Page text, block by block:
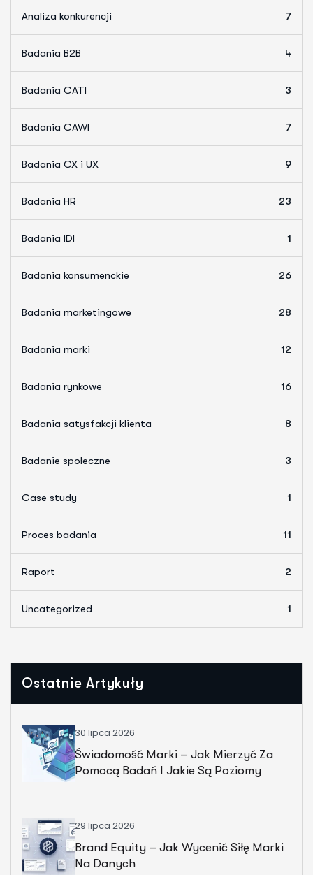
Analiza konkurencji 7
Badania B2B 4
Badania CATI 3
Badania CAWI 7
Badania CX i UX 9
Badania HR 23
Badania IDI 1
Badania konsumenckie 26
Badania marketingowe 28
Badania marki 12
Badania rynkowe 16
Badania satysfakcji klienta 8
Badanie społeczne 3
Case study 1
Proces badania 11
Raport 2
Uncategorized 1
Ostatnie Artykuły
30 lipca 2026
Świadomość Marki – Jak Mierzyć Za
Pomocą Badań I Jakie Są Poziomy
29 lipca 2026
Brand Equity – Jak Wycenić Siłę Marki
Na Danych